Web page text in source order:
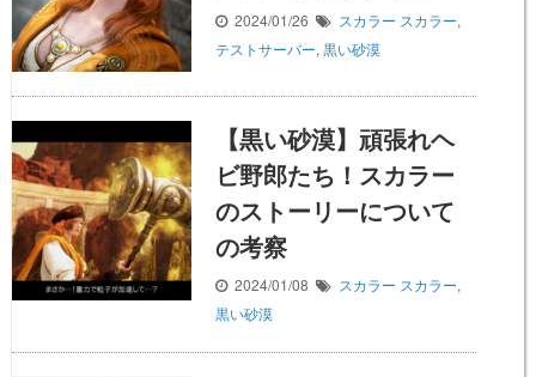
2024/01/26 スカラー スカラー,
テストサーバー, 黒い砂漠
【黒い砂漠】頑張れヘ
ビ野郎たち！スカラー
のストーリーについて
の考察
2024/01/08 スカラー スカラー,
黒い砂漠